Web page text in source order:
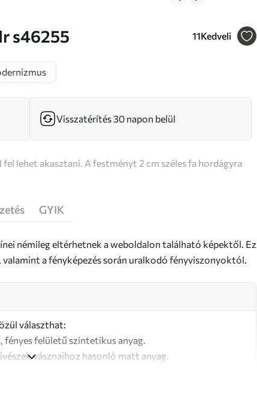
Nr s46255 11Kedveli
Visszatérítés 30 napon belül
lehet akasztani. A festményt 2 cm széles fa hordágyra
GYIK
némileg eltérhetnek a weboldalon található képektől. Ez
a fényképezés során uralkodó fényviszonyoktól.
választhat:
fényes felületű szintetikus anyag.
vásznaihoz hasonló matt anyag.